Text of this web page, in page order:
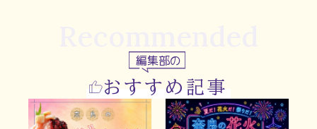
編集部の
おすすめ記事